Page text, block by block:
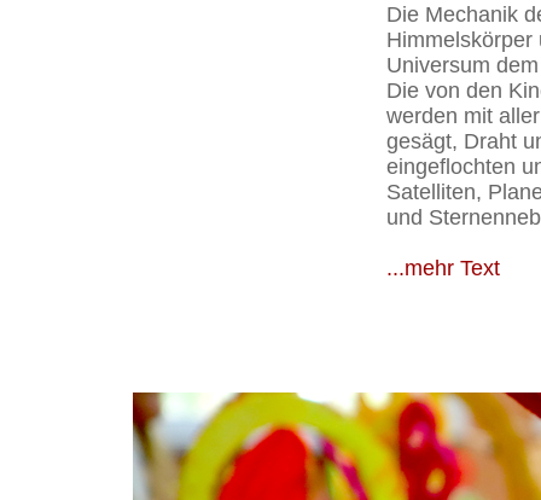
Die Mechanik
Himmelskörper
Universum
Die von den
werden mit
gesägt, Draht
eingeflochten
Satelliten,
und
...mehr Text